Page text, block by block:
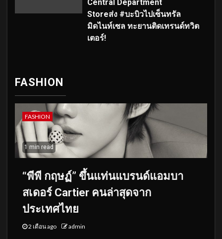
Central Department
Storeส่ง #บะบิวไปเซ็นทรัล
มิดไนท์เซล ทะยานติดเทรนด์ทวิต
เตอร์!
FASHION
FASHION
1 min read
“พีพี กฤษฏ์” ขึ้นแท่นแบรนด์แอมบา
สเดอร์ Cartier คนล่าสุดจาก
ประเทศไทย
2 เดือน ago admin